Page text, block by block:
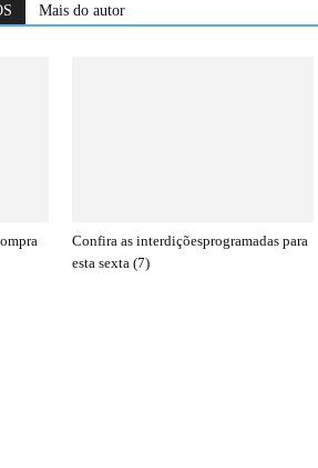
Mais do autor
Confira as interdiçõesprogramadas para
esta sexta (7)